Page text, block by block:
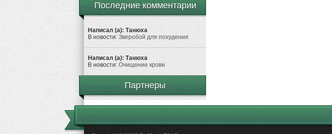
Последние комментарии
Написал (а): Танюха
В новости: Зверобой для похудения
Написал (а): Танюха
В новости: Очищение крови
Партнеры